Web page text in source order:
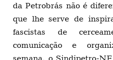
da Petrobrás não é
que lhe serve de
fascistas de
comunicação e